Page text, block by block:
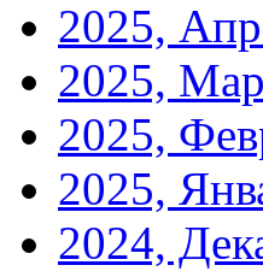
2025,
2025,
2025,
2025,
2024,